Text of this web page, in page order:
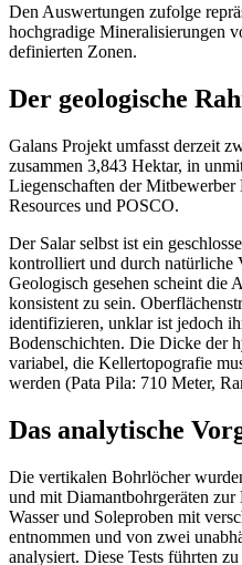
Den Auswertungen zufolge
hochgradige Mineralisierungen
definierten Zonen.
Der geologische
Galans Projekt umfasst derzeit
zusammen 3,843 Hektar, in
Liegenschaften der
Resources und POSCO.
Der Salar selbst ist ein
kontrolliert und durch natürliche
Geologisch gesehen scheint die
konsistent zu sein.
identifizieren, unklar ist jedoch
Bodenschichten. Die Dicke der
variabel, die Kellertopografie
werden (Pata Pila: 710 Meter,
Das analytische
Die vertikalen Bohrlöcher
und mit Diamantbohrgeräten
Wasser und Soleproben mit
entnommen und von zwei
analysiert. Diese Tests führten